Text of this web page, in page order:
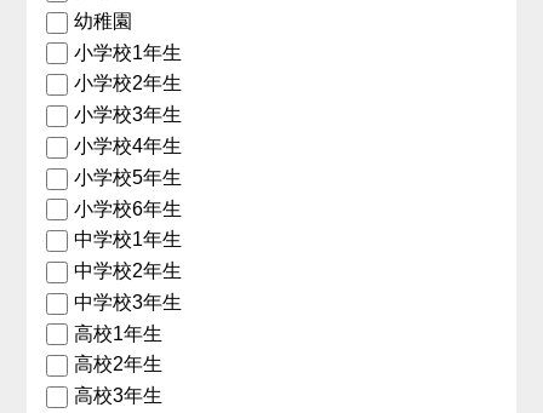
幼稚園
小学校1年生
小学校2年生
小学校3年生
小学校4年生
小学校5年生
小学校6年生
中学校1年生
中学校2年生
中学校3年生
高校1年生
高校2年生
高校3年生